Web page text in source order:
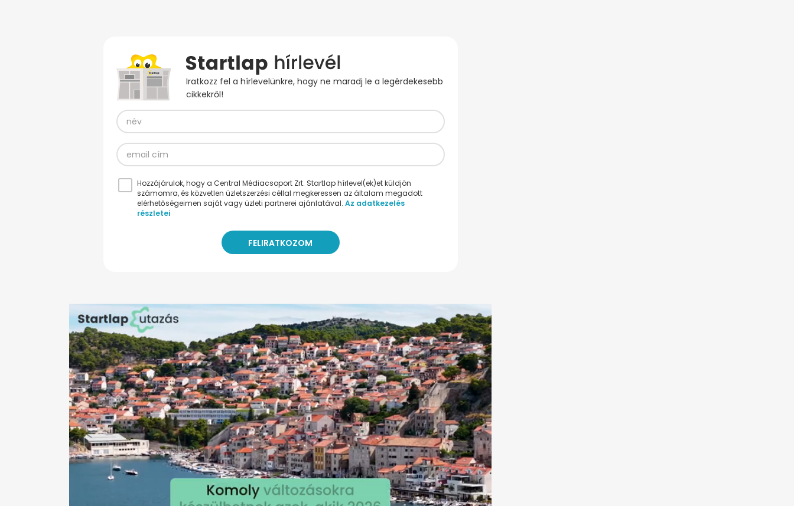
Iratkozz fel a hírlevelünkre, hogy ne maradj le a legérdekesebb
cikkekről!
Hozzájárulok, hogy a Central Médiacsoport Zrt. Startlap hírlevel(ek)et küldjön
számomra, és közvetlen üzletszerzési céllal megkeressen az általam megadott
elérhetőségeimen saját vagy üzleti partnerei ajánlatával. Az adatkezelés
részletei